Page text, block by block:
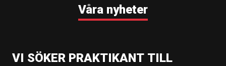
Våra nyheter
VI SÖKER PRAKTIKANT TILL